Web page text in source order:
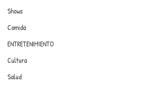
dinamicaseltrendytop@gmail.com
Shows
Comida
ENTRETENIMIENTO
Cultura
Salud